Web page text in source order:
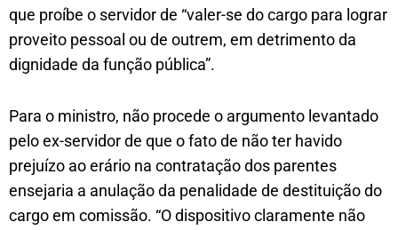
que proíbe o servidor de “valer-se do cargo para lograr
proveito pessoal ou de outrem, em detrimento da
dignidade da função pública”.
Para o ministro, não procede o argumento levantado
pelo ex-servidor de que o fato de não ter havido
prejuízo ao erário na contratação dos parentes
ensejaria a anulação da penalidade de destituição do
cargo em comissão. “O dispositivo claramente não